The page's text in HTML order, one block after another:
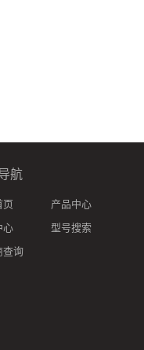
航
页
产品中心
心
型号搜索
查询